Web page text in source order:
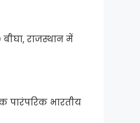
राजस्थान में
पारंपरिक भारतीय